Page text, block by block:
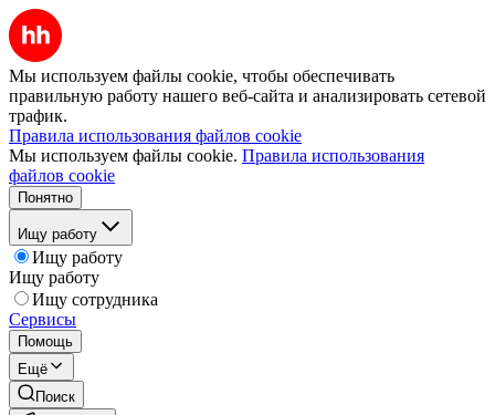
Мы используем файлы cookie, чтобы обеспечивать
правильную работу нашего веб-сайта и анализировать сетевой
трафик.
Правила использования файлов cookie
Мы используем файлы cookie. Правила использования
файлов cookie
Понятно
Ищу работу
Ищу работу
Ищу работу
Ищу сотрудника
Сервисы
Помощь
Ещё
Поиск